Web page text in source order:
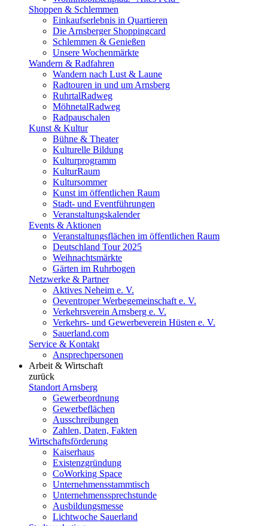
Shoppen & Schlemmen
Einkaufserlebnis in Quartieren
Die Arnsberger Shoppingcard
Schlemmen & Genießen
Unsere Wochenmärkte
Wandern & Radfahren
Wandern nach Lust & Laune
Radtouren in und um Arnsberg
RuhrtalRadweg
MöhnetalRadweg
Radpauschalen
Kunst & Kultur
Bühne & Theater
Kulturelle Bildung
Kulturprogramm
KulturRaum
Kultursommer
Kunst im öffentlichen Raum
Stadt- und Eventführungen
Veranstaltungskalender
Events & Aktionen
Veranstaltungsflächen im öffentlichen Raum
Deutschland Tour 2025
Weihnachtsmärkte
Gärten im Ruhrbogen
Netzwerke & Partner
Aktives Neheim e. V.
Oeventroper Werbegemeinschaft e. V.
Verkehrsverein Arnsberg e. V.
Verkehrs- und Gewerbeverein Hüsten e. V.
Sauerland.com
Service & Kontakt
Ansprechpersonen
Arbeit & Wirtschaft
zurück
Standort Arnsberg
Gewerbeordnung
Gewerbeflächen
Ausschreibungen
Zahlen, Daten, Fakten
Wirtschaftsförderung
Kaiserhaus
Existenzgründung
CoWorking Space
Unternehmensstammtisch
Unternehmenssprechstunde
Ausbildungsmesse
Lichtwoche Sauerland